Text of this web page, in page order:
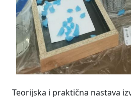
Teorijska i praktična nastava